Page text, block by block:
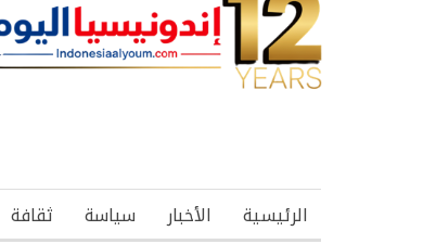
الرئيسية الأخبار سياسة ثقافة